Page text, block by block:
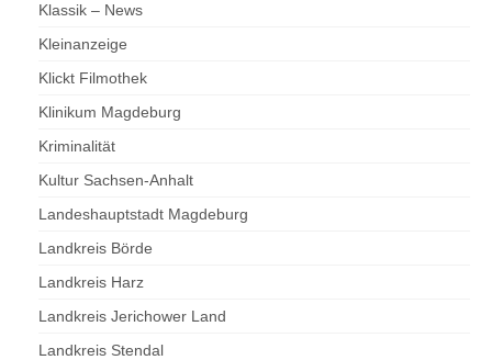
Klassik – News
Kleinanzeige
Klickt Filmothek
Klinikum Magdeburg
Kriminalität
Kultur Sachsen-Anhalt
Landeshauptstadt Magdeburg
Landkreis Börde
Landkreis Harz
Landkreis Jerichower Land
Landkreis Stendal